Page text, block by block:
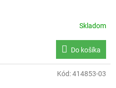
Skladom
Do košíka
Kód:414853-03